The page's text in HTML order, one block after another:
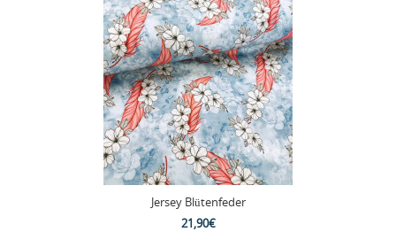
Jersey Blütenfeder
21,90€